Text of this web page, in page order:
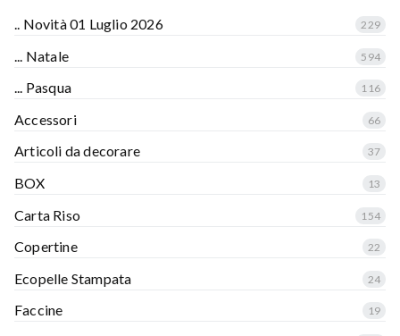
.. Novità 01 Luglio 2026 229
... Natale 594
... Pasqua 116
Accessori 66
Articoli da decorare 37
BOX 13
Carta Riso 154
Copertine 22
Ecopelle Stampata 24
Faccine 19